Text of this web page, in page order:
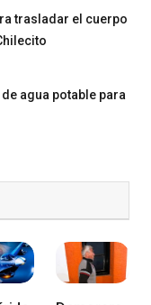
trasladar el cuerpo
agua potable para